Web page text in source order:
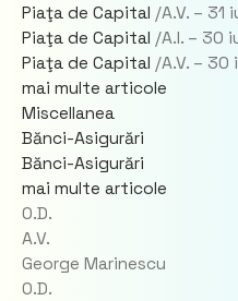
Piaţa de Capital /A.V. – 31
Piaţa de Capital /A.I. – 30
Piaţa de Capital /A.V. – 30
mai multe articole
Miscellanea
Bănci-Asigurări
Bănci-Asigurări
mai multe articole
O.D.
A.V.
George Marinescu
O.D.